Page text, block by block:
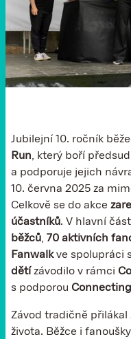
Jubilejní 10. ročník
Run, který boří
a podporuje jejich
10. června 2025 za
Celkově se do akce
účastníků. V hlavní
běžců, 70 aktivních
Fanwalkve spolupráci
dětí závodilo v rámci
s podporou
Závod tradičně
života. Běžce i